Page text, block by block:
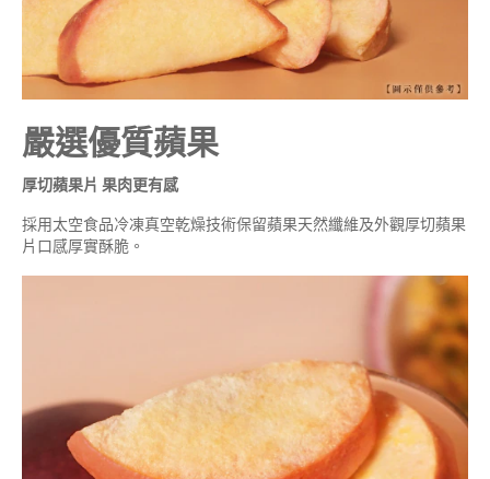
嚴選優質蘋果
厚切蘋果片 果肉更有感
採用太空食品冷凍真空乾燥技術保留蘋果天然纖維及外觀厚切蘋果
片口感厚實酥脆。